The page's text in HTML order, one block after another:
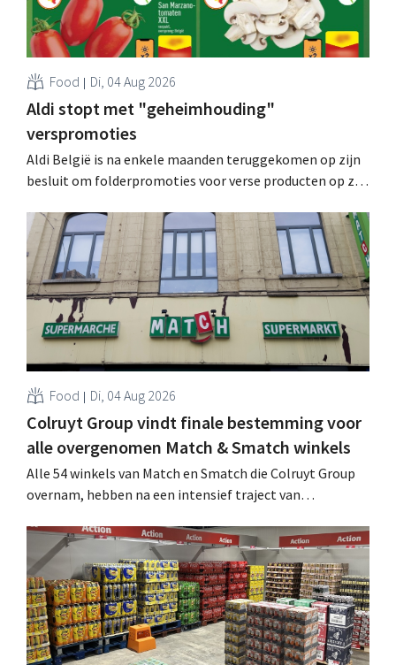
Food Di, 04 Aug 2026
Aldi stopt met "geheimhouding"
verspromoties
Aldi België is na enkele maanden teruggekomen op zijn
besluit om folderpromoties voor verse producten op zijn
werking treden: "Onze klanten willen goed
geïnformeerd worden." .
Food Di, 04 Aug 2026
Colruyt Group vindt finale bestemming voor
alle overgenomen Match & Smatch winkels
Alle 54 winkels van Match en Smatch die Colruyt Group
overnam, hebben na een intensief traject van
Al is die bestemming voor sommige panden een sluiting.